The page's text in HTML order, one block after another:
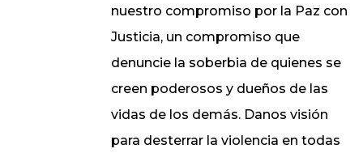
nuestro compromiso por la Paz con
Justicia, un compromiso que
denuncie la soberbia de quienes se
creen poderosos y dueños de las
vidas de los demás. Danos visión
para desterrar la violencia en todas